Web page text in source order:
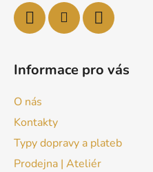
Informace pro vás
O nás
Kontakty
Typy dopravy a plateb
Prodejna | Ateliér